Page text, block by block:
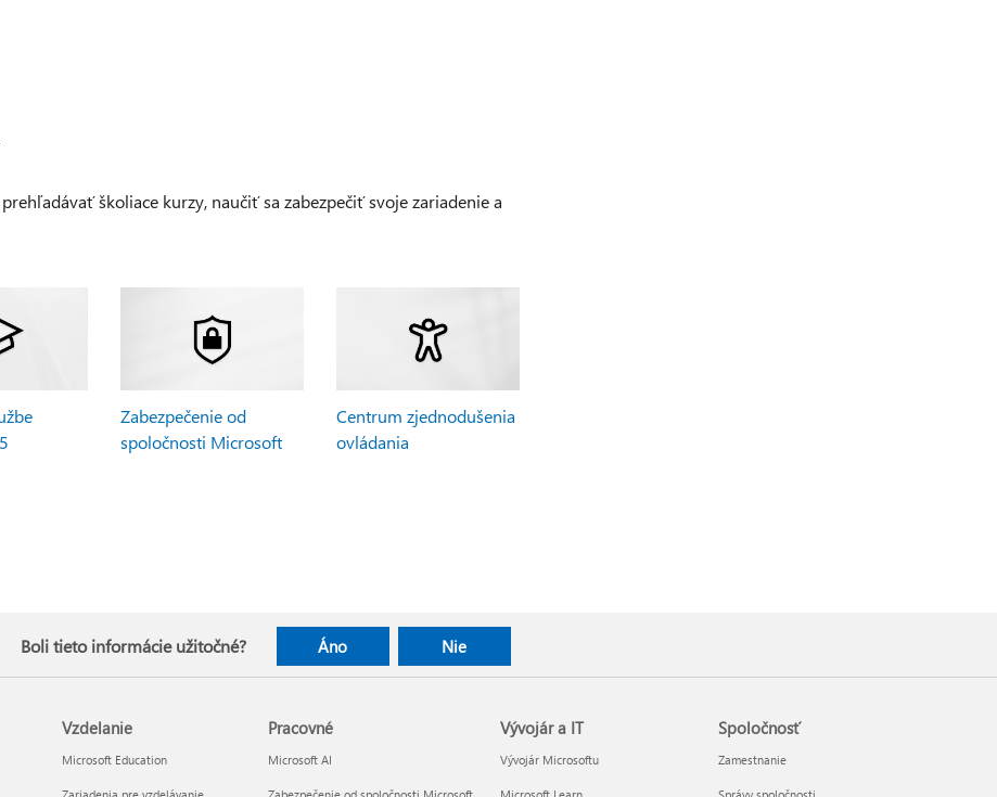
školiace kurzy, naučiť sa zabezpečiť svoje zariadenie a
Zabezpečenie od
spoločnosti Microsoft
Centrum zjednodušenia
ovládania
Boli tieto informácie užitočné? Áno Nie
Vzdelanie
Microsoft Education
Pracovné
Microsoft AI
Vývojár a IT
Vývojár Microsoftu
Spoločnosť
Zamestnanie